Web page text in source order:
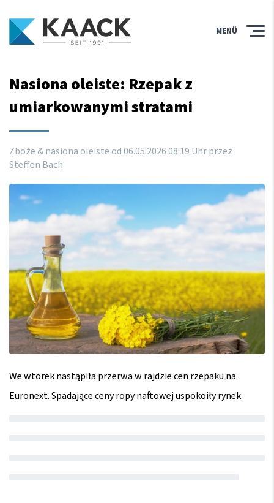
MENÜ
Nasiona oleiste: Rzepak z
umiarkowanymi stratami
Zboże & nasiona oleiste od06.05.202608:19 Uhrprzez
Steffen Bach
We wtorek nastąpiła przerwa w rajdzie cen rzepaku na
Euronext. Spadające ceny ropy naftowej uspokoiły rynek.